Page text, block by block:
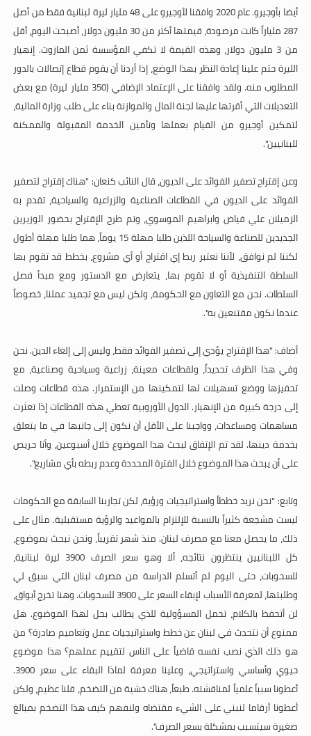
أيضا بأوجيرو. عام 2020 وافقنا لأوجيرو على 48 مليار ليرة لبنانية فقط من أصل
287 ملياراً كانت مرصودة، قيمتها أكثر من 30 مليون دولار، أصبحت اليوم، أقل
من 3 مليون دولار، وهذه القيمة لا تكفي المؤسسة ثمن المازوت. إنهيار
الليرة حتم علينا إعادة النظر بهذا الوضع، إذا أردنا أن يقوم قطاع إتصالات بالدور
المطلوب منه. ولقد وافقنا على الإعتماد الإضافي (350 مليار ليرة) مع بعض
التعديلات التي أقرتها عليها لجنة المال والموازنة بناء على طلب وزارة المالية،
لتمكين أوجيرو من القيام بعملها وتأمين الخدمة المقبولة والممكنة
للبنانيين".
وعن إقتراح تصفير الفوائد على الديون، قال النائب كنعان: "هناك إقتراح لتصفير
الفوائد على الديون في القطاعات الصناعية والزراعية والسياحية، تقدم به
الزميلان علي فياض وابراهيم الموسوي، وتم طرح الإقتراح بحضور الوزيرين
الجديدين للصناعة والسياحة اللذين طلبا مهلة 15 يوماً، هما طلبا مهلة أطول
لكننا لم نوافق، لأننا نعتبر ربط إي اقتراح أو أي مشروع، بخطط قد تقوم بها
السلطة التنفيذية أو لا تقوم بها، يتعارض مع الدستور ومع مبدأ فصل
السلطات. نحن مع التعاون مع الحكومة، ولكن ليس مع تجميد عملنا، خصوصاً
عندما نكون مقتنعين به".
أضاف: "هذا الإقتراح يؤدي إلى تصفير الفوائد فقط، وليس إلى إلغاء الدين. نحن
وفي هذا الظرف تحديداً، ولقطاعات معينة، زراعية وسياحية وصناعية، مع
تحفيزها ووضع تسهيلات لها لتمكينها من الإستمرار. هذه قطاعات وصلت
إلى درجة كبيرة من الإنهيار. الدول الأوروبية تعطي هذه القطاعات إذا تعثرت
مساهمات ومساعدات، وواجبنا على الأقل أن نكون إلى جانبها في ما يتعلق
بخدمة دينها. لقد تم الإتفاق لبحث هذا الموضوع خلال أسبوعين، وأنا حريص
على أن يبحث هذا الموضوع خلال الفترة المحددة وعدم ربطه بأي مشاريع".
وتابع: "نحن نريد خططاً واستراتيجيات ورؤية، لكن تجاربنا السابقة مع الحكومات
ليست مشجعة كثيراً بالنسبة للإلتزام بالمواعيد والرؤية مستقبلية. مثال على
ذلك، ما يحصل معنا مع مصرف لبنان. منذ شهر تقريباً، ونحن نبحث بموضوع،
كل اللبنانيين ينتظرون نتائجه، ألا وهو سعر الصرف 3900 ليرة لبنانية،
للسحوبات، حتى اليوم لم أتسلم الدراسة من مصرف لبنان التي سبق لي
وطلبتها، لمعرفة الأسباب لإبقاء السعر على 3900 للسحوبات. وهنا تخرج أبواق،
لن أتحفظ بالكلام، تحمل المسؤولية للذي يطالب بحل لهذا الموضوع. هل
ممنوع أن نتحدث في لبنان عن خطط واستراتيجيات عمل وتعاميم صادرة؟ من
هو ذلك الذي نصب نفسه قاضياً على الناس لتقييم عملهم؟ هذا موضوع
حيوي وأساسي واستراتيجي، وعلينا معرفة لماذا البقاء على سعر 3900.
أعطونا سبباً علمياً لمناقشته. طبعاً، هناك خشية من التضخم، قلنا عظيم، ولكن
أعطونا أرقاما لنبني على الشيء مقتضاه ولنفهم كيف هذا التضخم بمبالغ
صغيرة سيتسبب بمشكلة بسعر الصرف".